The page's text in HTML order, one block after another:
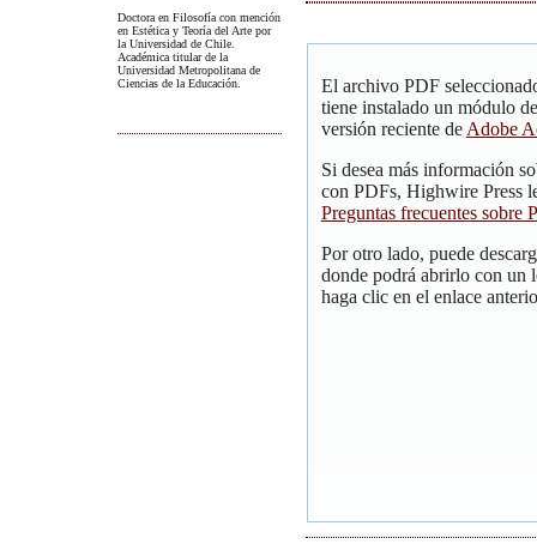
Doctora en Filosofía con mención
en Estética y Teoría del Arte por
la Universidad de Chile.
Académica titular de la
Universidad Metropolitana de
Ciencias de la Educación.
El archivo PDF
tiene instalado un módulo
versión reciente de Adobe
Si desea más información
con PDFs, Highwire Press
Preguntas frecuentes sobre
Por otro lado, puede
donde podrá abrirlo con un
haga clic en el enlace